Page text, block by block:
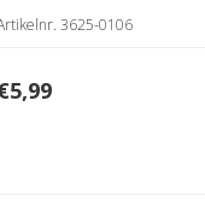
3625-0106
5,99